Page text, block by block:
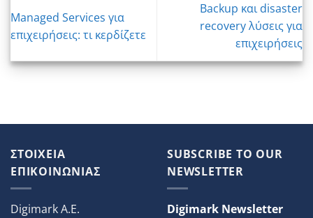
Managed Services για
επιχειρήσεις: τι κερδίζετε
Backup και disaster
recovery λύσεις για
επιχειρήσεις
ΣΤΟΙΧΕΙΑ
ΕΠΙΚΟΙΝΩΝΙΑΣ
Digimark A.E.
SUBSCRIBE TO OUR
NEWSLETTER
Digimark Newsletter